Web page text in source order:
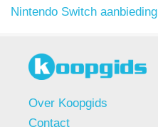
Nintendo Switch aanbieding
Over Koopgids
Contact